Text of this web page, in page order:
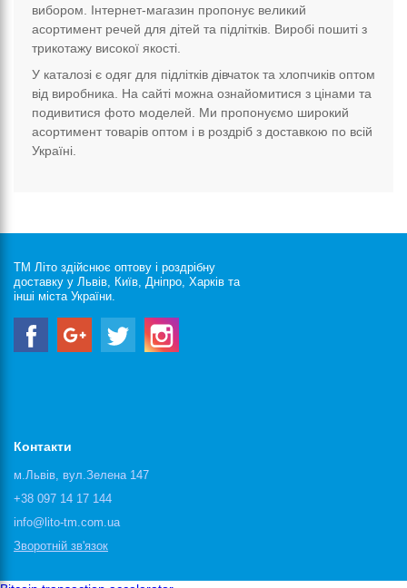
вибором. Інтернет-магазин пропонує великий
асортимент речей для дітей та підлітків. Виробі пошиті з
трикотажу високої якості.
У каталозі є одяг для підлітків дівчаток та хлопчиків оптом
від виробника. На сайті можна ознайомитися з цінами та
подивитися фото моделей. Ми пропонуємо широкий
асортимент товарів оптом і в роздріб з доставкою по всій
Україні.
ТМ Літо здійснює оптову і роздрібну
доставку у Львів, Київ, Дніпро, Харків та
інші міста України.
Контакти
м.Львів, вул.Зелена 147
+38 097 14 17 144
info@lito-tm.com.ua
Зворотній зв'язок